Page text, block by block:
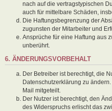
nach auf die vertragstypischen
auch für mittelbare Schäden,
Die Haftungsbegrenzung der
zugunsten der Mitarbeiter und
Ansprüche für eine Haftung aus
unberührt.
6. ÄNDERUNGSVORBEHALT
Der Betreiber ist berechtigt, die
Datenschutzerklärung zu
Mail mitgeteilt.
Der Nutzer ist berechtigt, den
des Widerspruchs erlischt das